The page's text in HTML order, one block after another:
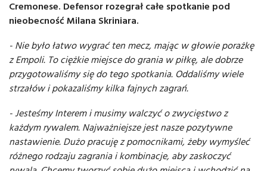
Cremonese. Defensor rozegrał całe spotkanie pod
nieobecność Milana Skriniara.
- Nie było łatwo wygrać ten mecz, mając w głowie porażkę
z Empoli. To ciężkie miejsce do grania w piłkę, ale dobrze
przygotowaliśmy się do tego spotkania. Oddaliśmy wiele
strzałów i pokazaliśmy kilka fajnych zagrań.
- Jesteśmy Interem i musimy walczyć o zwycięstwo z
każdym rywalem. Najważniejsze jest nasze pozytywne
nastawienie. Dużo pracuję z pomocnikami, żeby wymyśleć
różnego rodzaju zagrania i kombinacje, aby zaskoczyć